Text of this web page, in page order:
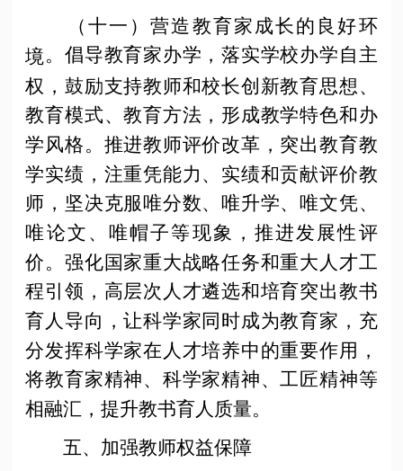
（十一）营造教育家成长的良好环
境。倡导教育家办学，落实学校办学自主
权，鼓励支持教师和校长创新教育思想、
教育模式、教育方法，形成教学特色和办
学风格。推进教师评价改革，突出教育教
学实绩，注重凭能力、实绩和贡献评价教
师，坚决克服唯分数、唯升学、唯文凭、
唯论文、唯帽子等现象，推进发展性评
价。强化国家重大战略任务和重大人才工
程引领，高层次人才遴选和培育突出教书
育人导向，让科学家同时成为教育家，充
分发挥科学家在人才培养中的重要作用，
将教育家精神、科学家精神、工匠精神等
相融汇，提升教书育人质量。
五、加强教师权益保障